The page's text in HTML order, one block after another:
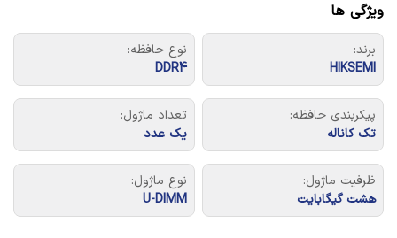
ویژگی ها
برند:
HIKSEMI
نوع حافظه:
DDR4
پیکربندی حافظه:
تک کاناله
تعداد ماژول:
یک عدد
ظرفیت ماژول:
هشت گیگابایت
نوع ماژول:
U-DIMM